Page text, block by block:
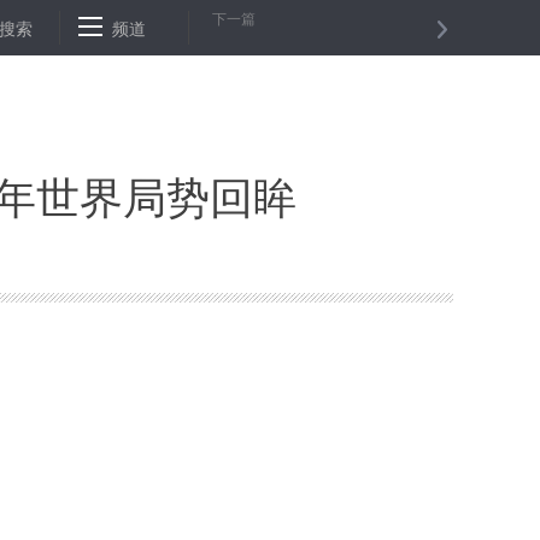
进入成长期 东帝汶领导人高度评价和平方舟首次到访
搜索 频道 下一篇
世界局势回眸